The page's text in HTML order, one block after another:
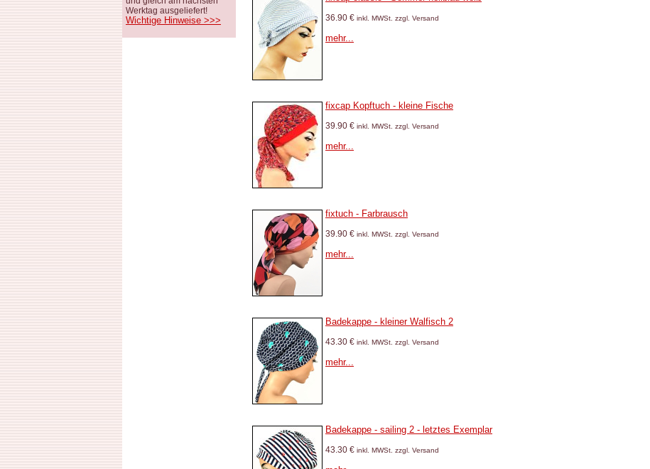
Werktag ausgeliefert!
Wichtige Hinweise >>> 36.90 € inkl. MWSt. zzgl. Versand
mehr...
fixcap Kopftuch - kleine Fische
39.90 € inkl. MWSt. zzgl. Versand
mehr...
fixtuch - Farbrausch
39.90 € inkl. MWSt. zzgl. Versand
mehr...
Badekappe - kleiner Walfisch 2
43.30 € inkl. MWSt. zzgl. Versand
mehr...
Badekappe - sailing 2 - letztes Exemplar
43.30 € inkl. MWSt. zzgl. Versand